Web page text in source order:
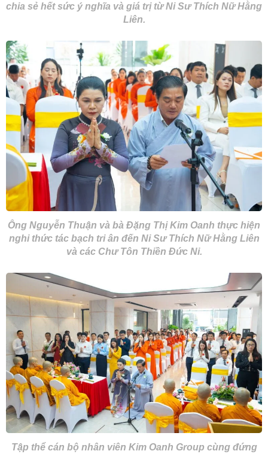
chia sẻ hết sức ý nghĩa và giá trị từ Ni Sư Thích Nữ Hằng
Liên.
Ông Nguyễn Thuận và bà Đặng Thị Kim Oanh thực hiện
nghi thức tác bạch tri ân đến Ni Sư Thích Nữ Hằng Liên
và các Chư Tôn Thiền Đức Ni.
Tập thể cán bộ nhân viên Kim Oanh Group cùng đứng